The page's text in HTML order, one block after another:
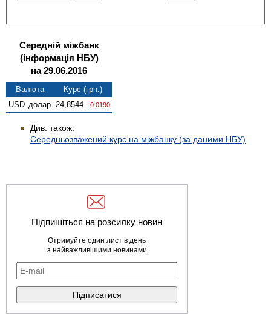
Середній міжбанк
(інформація НБУ)
на 29.06.2016
Валюта
Курс (грн.)
USD долар 24,8544 -0.0190
Див. також:
Середньозважений курс на міжбанку (за даними НБУ)
Підпишіться на розсилку новин
Отримуйте один лист в день
з найважливішими новинами